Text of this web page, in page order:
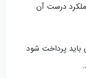
درست آن
باید پرداخت شود